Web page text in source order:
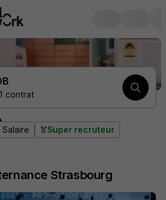
contrat
Salaire Super recruteur
Strasbourg